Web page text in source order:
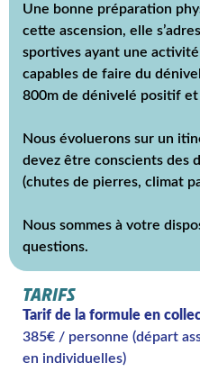
Une bonne préparation
cette ascension, elle
sportives ayant une
capables de faire du
800m de dénivelé positif et
Nous évoluerons sur un
devez être conscients des
(chutes de pierres, climat
Nous sommes à votre
questions.
TARIFS
Tarif de la formule en
385€ / personne (départ
en individuelles)